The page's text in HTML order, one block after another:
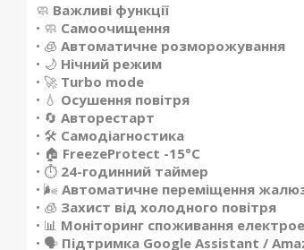
🧼 Важливі функції
• 🧼 Самоочищення
• 🧊 Автоматичне розморожування
• 🌙 Нічний режим
• 🚀 Turbo mode
• 💧 Осушення повітря
• 🔄 Авторестарт
• 🛠️ Самодіагностика
• 🏠 FreezeProtect -15°C
• ⏱️ 24-годинний таймер
• 🌬️ Автоматичне переміщення
• 🧊 Захист від холодного повітря
• 📊 Моніторинг споживання
• 🗣️ Підтримка Google Assistant /